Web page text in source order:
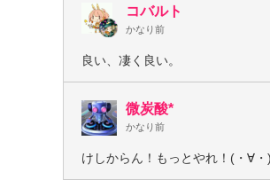
コバルト
かなり前
良い、凄く良い。
微炭酸*
かなり前
けしからん！もっとやれ！(・∀・)